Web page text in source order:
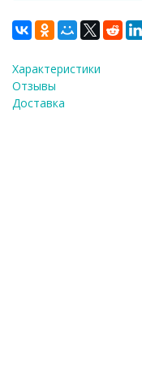
Характеристики
Отзывы
Доставка